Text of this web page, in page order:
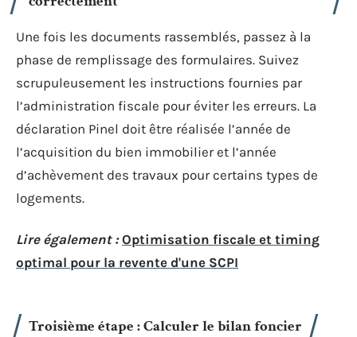
Une fois les documents rassemblés, passez à la
phase de remplissage des formulaires. Suivez
scrupuleusement les instructions fournies par
l’administration fiscale pour éviter les erreurs. La
déclaration Pinel doit être réalisée l’année de
l’acquisition du bien immobilier et l’année
d’achèvement des travaux pour certains types de
logements.
Lire également : Optimisation fiscale et timing
optimal pour la revente d'une SCPI
Troisième étape : Calculer le bilan foncier